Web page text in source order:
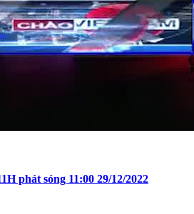
phát sóng 11:00 29/12/2022